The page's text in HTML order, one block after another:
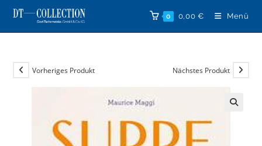
Zum
Inhalt
springen
0 0,00 € Menü
Vorheriges Produkt Nächstes Produkt